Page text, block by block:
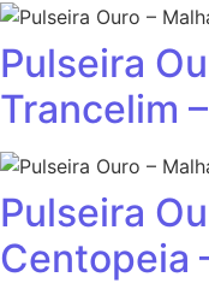
Pulseira
Trancelim
Pulseira
Centopeia